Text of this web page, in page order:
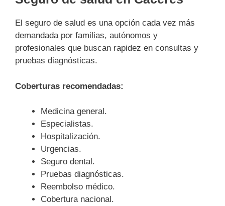
El seguro de salud es una opción cada vez más
demandada por familias, autónomos y
profesionales que buscan rapidez en consultas y
pruebas diagnósticas.
Coberturas recomendadas:
Medicina general.
Especialistas.
Hospitalización.
Urgencias.
Seguro dental.
Pruebas diagnósticas.
Reembolso médico.
Cobertura nacional.